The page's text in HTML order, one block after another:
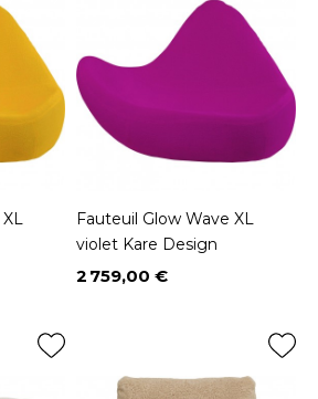
Fauteuil Glow Wave XL
violet Kare Design
Prix
2 759,00 €